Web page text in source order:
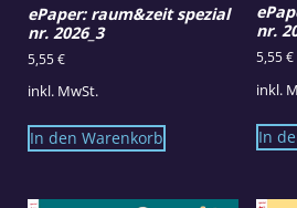
ePaper: raum&zeit spezial
nr. 2026_3
5,55€
inkl. MwSt.
In den Warenkorb
nr.
5,55€
inkl.
In